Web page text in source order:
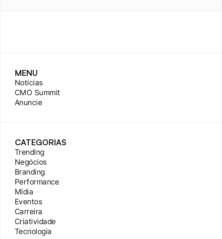
MENU
Notícias
CMO Summit
Anuncie
CATEGORIAS
Trending
Negócios
Branding
Performance
Mídia
Eventos
Carreira
Criatividade
Tecnologia